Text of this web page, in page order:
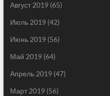
Август 2019(65)
Июль 2019(42)
Июнь 2019(56)
Май 2019(64)
Апрель 2019(47)
Март 2019(56)